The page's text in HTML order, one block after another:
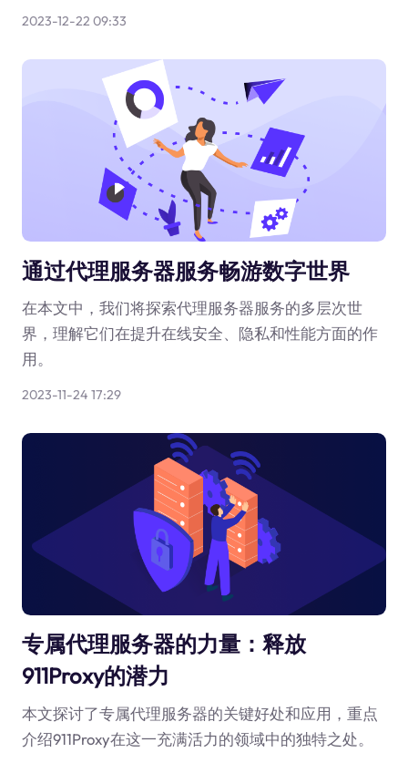
2023-12-22 09:33
通过代理服务器服务畅游数字世界
在本文中，我们将探索代理服务器服务的多层次世
界，理解它们在提升在线安全、隐私和性能方面的作
用。
2023-11-24 17:29
专属代理服务器的力量：释放
911Proxy的潜力
本文探讨了专属代理服务器的关键好处和应用，重点
介绍911Proxy在这一充满活力的领域中的独特之处。